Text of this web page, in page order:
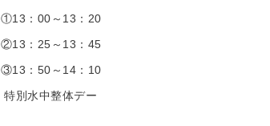
①13：00～13：20
②13：25～13：45
③13：50～14：10
特別水中整体デー